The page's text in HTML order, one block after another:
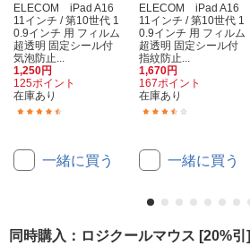
ELECOM iPad A16
11インチ / 第10世代 1
0.9インチ 用 フィルム
超透明 固定シール付
気泡防止...
1,250円
125ポイント
在庫あり
一緒に買う
ELECOM iPad A16
11インチ / 第10世代 1
0.9インチ 用 フィルム
超透明 固定シール付
指紋防止...
1,670円
167ポイント
在庫あり
一緒に買う
同時購入：ロジクールマウス [20%引]